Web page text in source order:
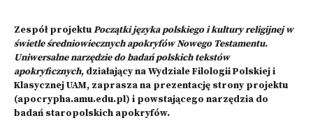
Zespół projektuPoczątki języka polskiego i kultury religijnej w
świetle średniowiecznych apokryfów Nowego Testamentu.
Uniwersalne narzędzie do badań polskich tekstów
apokryficznych, działający na Wydziale Filologii Polskiej i
Klasycznej UAM, zaprasza na prezentację strony projektu
(apocrypha.amu.edu.pl) i powstającego narzędzia do
badań staropolskich apokryfów.